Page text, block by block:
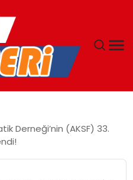
Derneği’nin (AKSF) 33.